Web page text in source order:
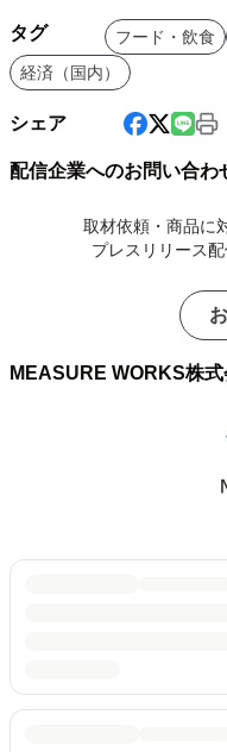
タグ フード・飲食
経済（国内）
シェア
配信企業へのお問い合わ
取材依頼・商品に
プレスリリース
MEASURE WORKS株